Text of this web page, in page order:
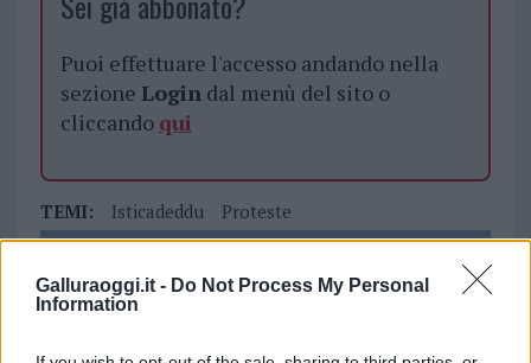
Galluraoggi.it - Do Not Process My Personal
Information
Puoi effettuare l'accesso andando nella
sezione Login dal menù del sito o
cliccando qui
TEMI: Isticadeddu Proteste
Entra nel canale telegram di